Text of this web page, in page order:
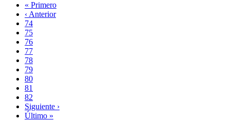
Paginación
Primera
página
« Primero
Página
anterior
‹ Anterior
Page
74
Page
75
Page
76
Page
77
Página
actual
78
Page
79
Page
80
Page
81
Page
82
Siguiente
página
Siguiente ›
Última
Último »